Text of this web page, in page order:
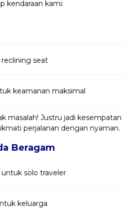
kendaraan kami:
reclining seat
keamanan maksimal
masalah! Justru jadi kesempatan
perjalanan dengan nyaman.
Beragam
solo traveler
keluarga